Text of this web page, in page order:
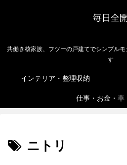
毎日全開
共働き核家族、フツーの戸建てでシンプル
す
インテリア・整理収納
仕事・お金・車
ニトリ